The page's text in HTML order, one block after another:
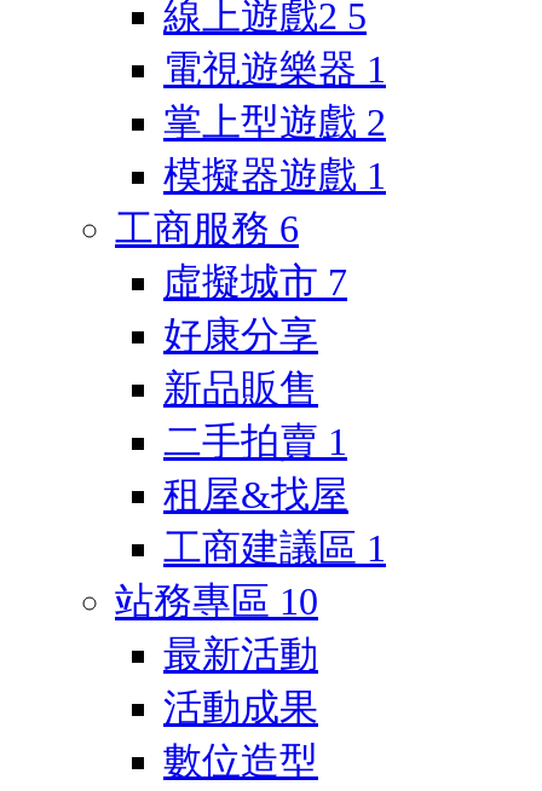
線上遊戲2 5
電視遊樂器 1
掌上型遊戲 2
模擬器遊戲 1
工商服務 6
虛擬城市 7
好康分享
新品販售
二手拍賣 1
租屋&找屋
工商建議區 1
站務專區 10
最新活動
活動成果
數位造型